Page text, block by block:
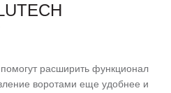
расширить функционал
воротами еще удобнее и